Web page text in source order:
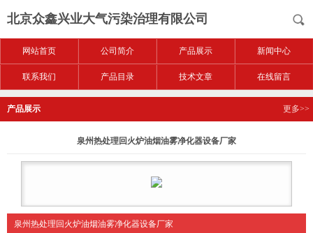
北京众鑫兴业大气污染治理有限公司
网站首页 公司简介 产品展示 新闻中心
联系我们 产品目录 技术文章 在线留言
产品展示 更多>>
泉州热处理回火炉油烟油雾净化器设备厂家
泉州热处理回火炉油烟油雾净化器设备厂家